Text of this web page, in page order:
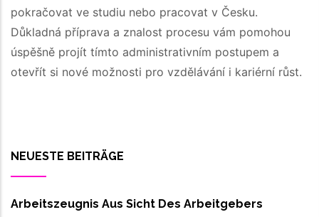
pokračovat ve studiu nebo pracovat v Česku.
Důkladná příprava a znalost procesu vám pomohou
úspěšně projít tímto administrativním postupem a
otevřít si nové možnosti pro vzdělávání i kariérní růst.
NEUESTE BEITRÄGE
Arbeitszeugnis Aus Sicht Des Arbeitgebers